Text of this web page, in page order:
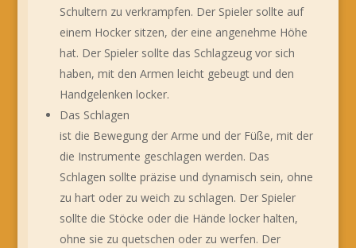
Schultern zu verkrampfen. Der Spieler sollte auf
einem Hocker sitzen, der eine angenehme Höhe
hat. Der Spieler sollte das Schlagzeug vor sich
haben, mit den Armen leicht gebeugt und den
Handgelenken locker.
Das Schlagen
ist die Bewegung der Arme und der Füße, mit der
die Instrumente geschlagen werden. Das
Schlagen sollte präzise und dynamisch sein, ohne
zu hart oder zu weich zu schlagen. Der Spieler
sollte die Stöcke oder die Hände locker halten,
ohne sie zu quetschen oder zu werfen. Der